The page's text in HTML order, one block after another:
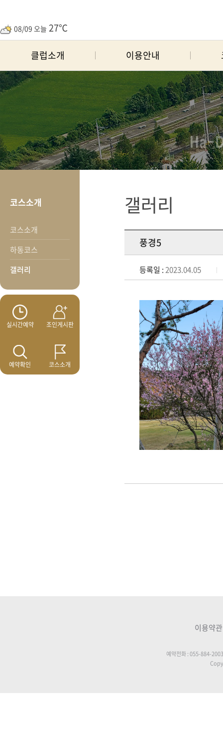
08/09 오늘 27℃
클럽소개 이용안내
코스소개
코스소개
하동코스
갤러리
실시간예약 조인게시판
예약확인 코스소개
갤러리
풍경5
등록일 : 2023.04.05
이용약관
예약전화 : 055-884-